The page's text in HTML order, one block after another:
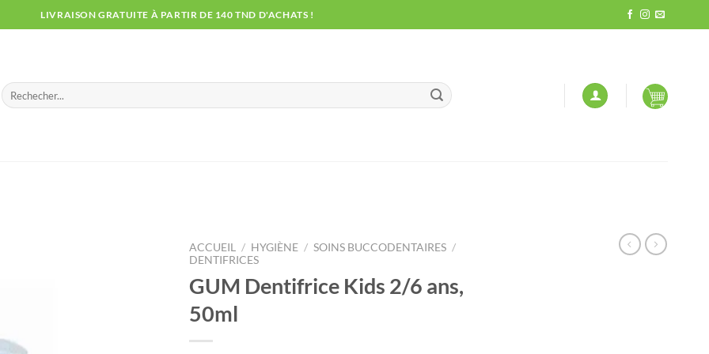
LIVRAISON GRATUITE À PARTIR DE 140 TND D'ACHATS !
Recherche
pour :
ACCUEIL / HYGIÈNE / SOINS BUCCODENTAIRES /
DENTIFRICES
GUM Dentifrice Kids 2/6 ans,
50ml